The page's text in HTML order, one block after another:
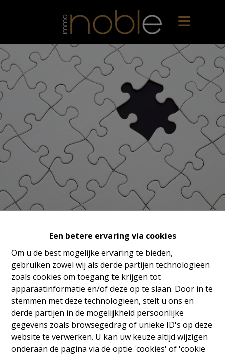
Een betere ervaring via cookies
Om u de best mogelijke ervaring te bieden,
gebruiken zowel wij als derde partijen technologieën
zoals cookies om toegang te krijgen tot
apparaatinformatie en/of deze op te slaan. Door in te
stemmen met deze technologieën, stelt u ons en
derde partijen in de mogelijkheid persoonlijke
gegevens zoals browsegedrag of unieke ID's op deze
website te verwerken. U kan uw keuze altijd wijzigen
onderaan de pagina via de optie 'cookies' of 'cookie
Oeps, deze pagina bestaat
niet meer
Te koop Te huur